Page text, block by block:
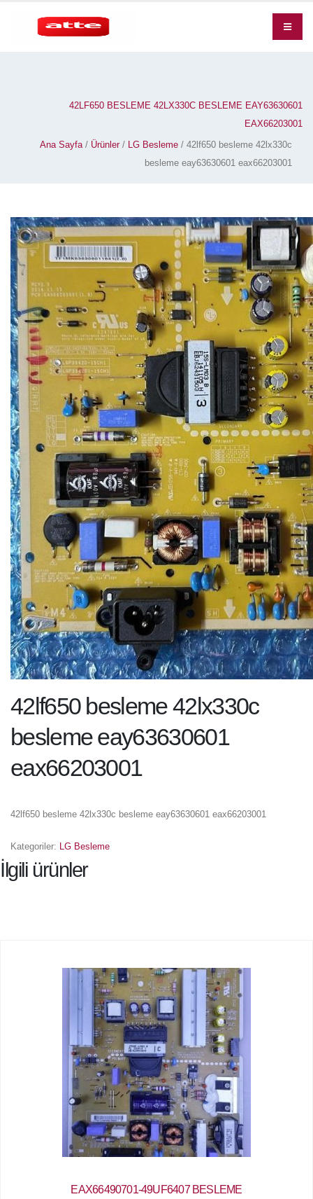
42LF650 BESLEME 42LX330C BESLEME EAY63630601
EAX66203001
Ana Sayfa/ Ürünler/ LG Besleme / 42lf650 besleme 42lx330c
besleme eay63630601 eax66203001
42lf650 besleme 42lx330c
besleme eay63630601
eax66203001
42lf650 besleme 42lx330c besleme eay63630601 eax66203001
Kategoriler: LG Besleme
İlgili ürünler
EAX66490701-49UF6407 BESLEME